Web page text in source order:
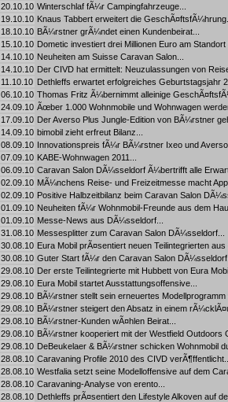
20.10.10 Winterschlaf fÃ¼r Campingfahrzeuge...
19.10.10 Knaus Tabbert erweitert die GeschÃ¤ftsfÃ¼hrung...
18.10.10 BÃ¼rstner grÃ¼ndet einen Kundenbeirat...
15.10.10 Dometic investiert drei Millionen Euro am Standort
14.10.10 Neuheiten am Suisse Caravan Salon...
14.10.10 Der CIVD hat ermittelt: Neuzulassungen von
11.10.10 Dethleffs erwartet erfolgreiches Geburtstagsjahr
06.10.10 Thomas Fritz Ã¼bernimmt alleinige
24.09.10 Ãœber 1.000 Wohnmobile und Wohnwagen
17.09.10 Der Averso Plus Jungle-Edition von BÃ¼rstner
14.09.10 bimobil zieht erfreut Bilanz...
08.09.10 Innovationspreis fÃ¼r BÃ¼rstner Ixeo und Averso
07.09.10 KABE-Wohnwagen 2011...
06.09.10 Caravan Salon DÃ¼sseldorf Ã¼bertrifft alle
02.09.10 MÃ¼nchens Reise- und Freizeitmesse macht
02.09.10 Positive Halbzeitbilanz beim Caravan Salon
01.09.10 Neuheiten fÃ¼r Wohnmobil-Freunde aus dem
01.09.10 Messe-News aus DÃ¼sseldorf...
31.08.10 Messesplitter zum Caravan Salon DÃ¼sseldorf...
30.08.10 Eura Mobil prÃ¤sentiert neuen Teilintegrierten aus
30.08.10 Guter Start fÃ¼r den Caravan Salon
29.08.10 Der erste Teilintegrierte mit Hubbett von Eura
29.08.10 Eura Mobil startet Ausstattungsoffensive...
29.08.10 BÃ¼rstner stellt sein erneuertes Modellprogramm
29.08.10 BÃ¼rstner steigert den Absatz in einem
29.08.10 BÃ¼rstner-Kunden wÃ¤hlen Beirat...
29.08.10 BÃ¼rstner kooperiert mit der Westfield Outdoors
29.08.10 DeBeukelaer & BÃ¼rstner schicken Wohnmobil
28.08.10 Caravaning Profile 2010 des CIVD verÃ¶ffentlicht...
28.08.10 Westfalia setzt seine Modelloffensive auf dem
28.08.10 Caravaning-Analyse von erento...
28.08.10 Dethleffs prÃ¤sentiert den Lifestyle Alkoven auf